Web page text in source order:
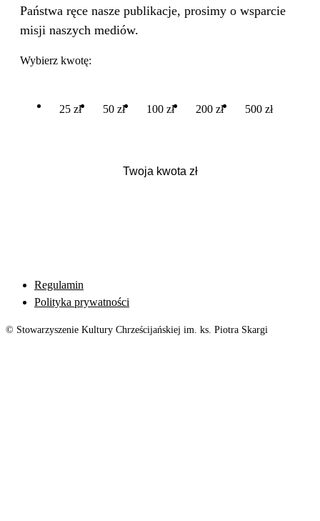
Państwa ręce nasze publikacje, prosimy o wsparcie
misji naszych mediów.
Wybierz kwotę:
25 zł 50 zł 100 zł 200 zł 500 zł
Regulamin
Polityka prywatności
© Stowarzyszenie Kultury Chrześcijańskiej im. ks. Piotra Skargi